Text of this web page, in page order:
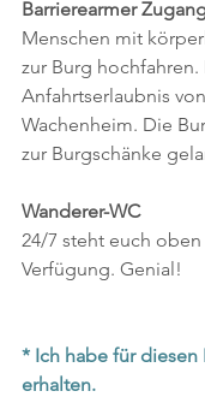
Barrierearmer
Menschen mit
zur Burg
Anfahrtserlaubnis
Wachenheim. Die
zur Burgschänke
Wanderer-WC
24/7 steht euch
Verfügung. Genial!
* Ich habe für
erhalten.